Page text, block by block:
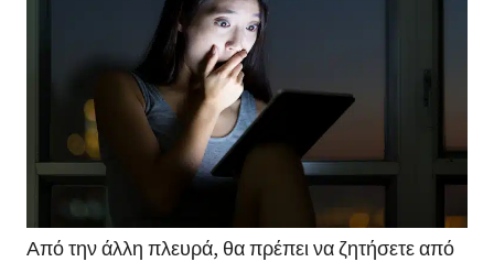
Από την άλλη πλευρά, θα πρέπει να ζητήσετε από